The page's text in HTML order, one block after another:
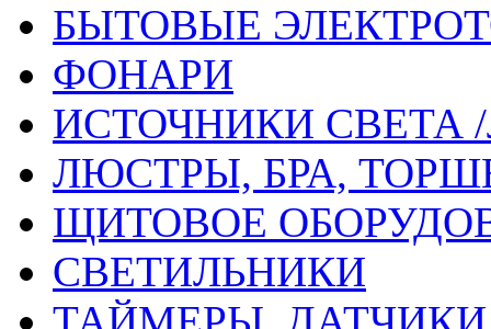
БЫТОВЫЕ
ФОНАРИ
ИСТОЧНИКИ СВЕТА
ЛЮСТРЫ, БРА,
ЩИТОВОЕ
СВЕТИЛЬНИКИ